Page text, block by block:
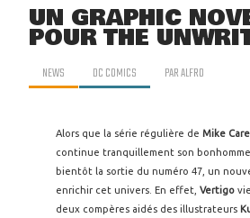
UN GRAPHIC
POUR THE
NEWS DC COMICS PARALFRO
Alors que la série régulière de Mike
continue tranquillement son
bientôt la sortie du numéro 47, un
enrichir cet univers. En effet, Vertigo
deux compères aidés des illustrateurs